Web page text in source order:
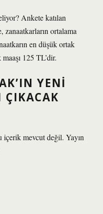
Ankete katılan
zanaatkarların ortalama
en düşük ortak
125 TL’dir.
YENI
mevcut değil. Yayın